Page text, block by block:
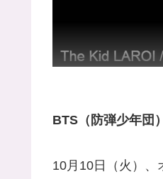
BTS（防弾少年団）
10月10日（火）、